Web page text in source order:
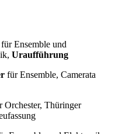
für Ensemble und
Uraufführung
für Ensemble, Camerata
Orchester, Thüringer